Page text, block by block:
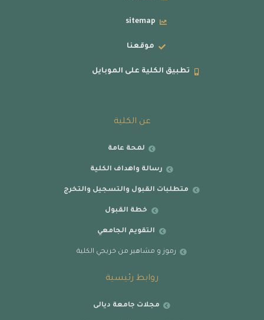
sitemap
موقعنا
تطبيق الكلية على الموبايل
عن الكلية
لمحة عامة
رسالة واهداف الكلية
متطلبات القبول والتسجيل والتخرج
خطة القبول
التقويم الجامعي
رموز و مشاهير من خريجي الكلية
روابط رئيسية
مجلات جامعة ديالى